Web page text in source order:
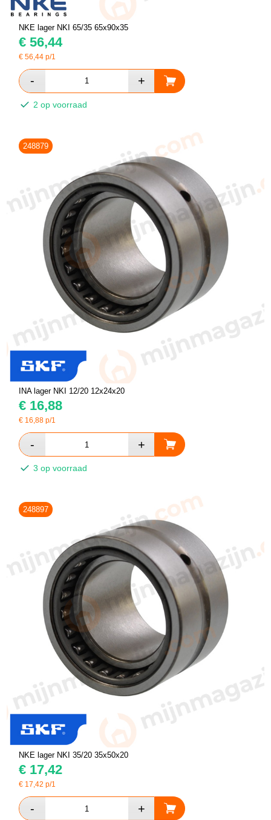
NKE lager NKI 65/35 65x90x35
€ 56,44
€56,44 p/1
2 op voorraad
248879
INA lager NKI 12/20 12x24x20
€ 16,88
€ 16,88 p/1
3 op voorraad
248897
NKE lager NKI 35/20 35x50x20
€ 17,42
€ 17,42 p/1